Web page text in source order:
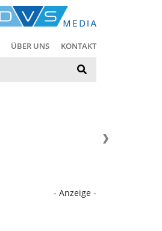
ÜBER UNS KONTAKT
- Anzeige -